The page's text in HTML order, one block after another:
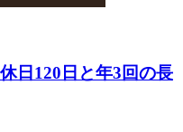
日120日と年3回の長